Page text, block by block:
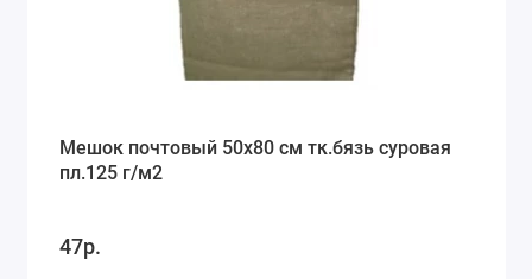
Мешок почтовый 50x80 см тк.бязь суровая
пл.125 г/м2
47р.